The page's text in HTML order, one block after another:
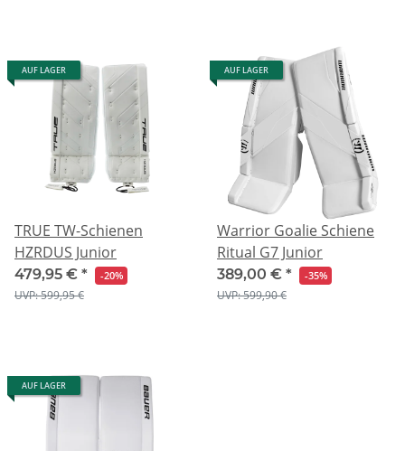
AUF LAGER
TRUE TW-Schienen
HZRDUS Junior
479,95 € * -20%
UVP: 599,95 €
AUF LAGER
Warrior Goalie Schiene
Ritual G7 Junior
389,00 € * -35%
UVP: 599,90 €
AUF LAGER